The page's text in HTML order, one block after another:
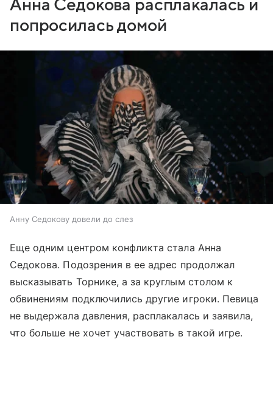
Анна Седокова расплакалась и
попросилась домой
Анну Седокову довели до слез
Еще одним центром конфликта стала Анна
Седокова. Подозрения в ее адрес продолжал
высказывать Торнике, а за круглым столом к
обвинениям подключились другие игроки. Певица
не выдержала давления, расплакалась и заявила,
что больше не хочет участвовать в такой игре.